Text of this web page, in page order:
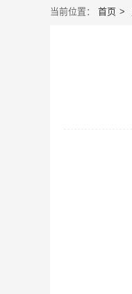
当前位置： 首页